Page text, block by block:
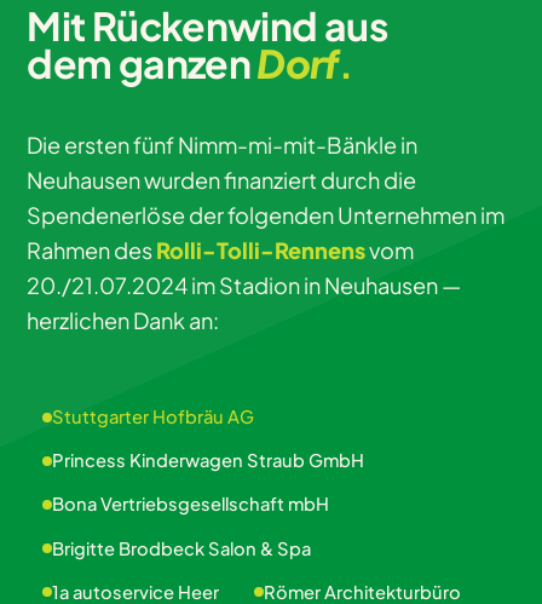
Mit Rückenwind aus
dem ganzenDorf.
Die ersten fünf Nimm-mi-mit-Bänkle in
Neuhausen wurden finanziert durch die
Spendenerlöse der folgenden Unternehmen im
Rahmen desRolli-Tolli-Rennensvom
20./21.07.2024 im Stadion in Neuhausen —
herzlichen Dank an:
Stuttgarter Hofbräu AG
Princess Kinderwagen Straub GmbH
Bona Vertriebsgesellschaft mbH
Brigitte Brodbeck Salon & Spa
1a autoservice Heer Römer Architekturbüro